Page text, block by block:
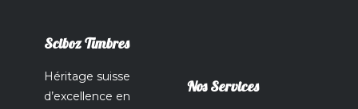
Sciboz Timbres
Héritage suisse
d’excellence en
Nos Services